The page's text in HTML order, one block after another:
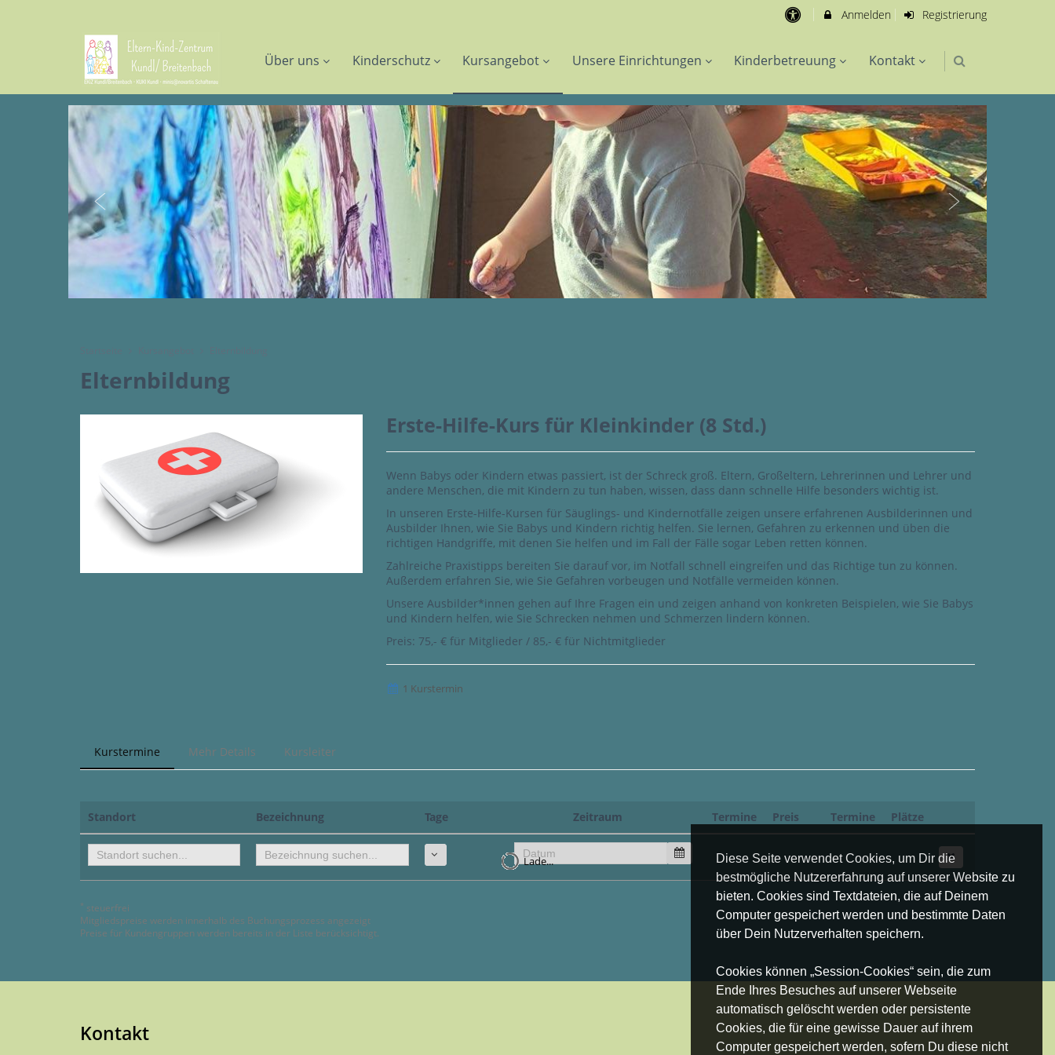
Diese Seite verwendet Cookies, um Dir die
bestmögliche Nutzererfahrung auf unserer Website zu
bieten. Cookies sind Textdateien, die auf Deinem
Computer gespeichert werden und bestimmte Daten
über Dein Nutzerverhalten speichern.
Cookies können „Session-Cookies“ sein, die zum
Ende Ihres Besuches auf unserer Webseite
automatisch gelöscht werden oder persistente
Cookies, die für eine gewisse Dauer auf ihrem
Computer gespeichert werden, sofern Du diese nicht
Anmelden Registrierung
Über uns Kinderschutz Kursangebot Unsere Einrichtungen Kinderbetreuung Kontakt
Elternbildung
Erste-Hilfe-Kurs für Kleinkinder (8 Std.)
Wenn Babys oder Kindern etwas passiert, ist der Schreck groß. Eltern, Großeltern, Lehrerinnen und Lehrer und
andere Menschen, die mit Kindern zu tun haben, wissen, dass dann schnelle Hilfe besonders wichtig ist.
In unseren Erste-Hilfe-Kursen für Säuglings- und Kindernotfälle zeigen unsere erfahrenen Ausbilderinnen und
Ausbilder Ihnen, wie Sie Babys und Kindern richtig helfen. Sie lernen, Gefahren zu erkennen und üben die
richtigen Handgriffe, mit denen Sie helfen und im Fall der Fälle sogar Leben retten können.
Zahlreiche Praxistipps bereiten Sie darauf vor, im Notfall schnell eingreifen und das Richtige tun zu können.
Außerdem erfahren Sie, wie Sie Gefahren vorbeugen und Notfälle vermeiden können.
Unsere Ausbilder*innen gehen auf Ihre Fragen ein und zeigen anhand von konkreten Beispielen, wie Sie Babys
und Kindern helfen, wie Sie Schrecken nehmen und Schmerzen lindern können.
Preis: 75,- € für Mitglieder / 85,- € für Nichtmitglieder
1 Kurstermin
Kurstermine Mehr Details Kursleiter
Standort Bezeichnung Tage Zeitraum Termine Preis Termine Plätze
Lade...
* steuerfrei
Mitgliedspreise werden innerhalb des Buchungsprozess angezeigt
Preise für Kundengruppen werden bereits in der Liste berücksichtigt.
Kontakt